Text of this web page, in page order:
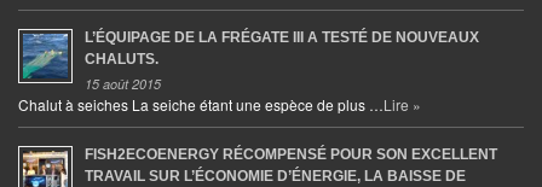
L’ÉQUIPAGE DE LA FRÉGATE III A TESTÉ DE NOUVEAUX
CHALUTS.
15 août 2015
Chalut à seiches La seiche étant une espèce de plus …Lire »
FISH2ECOENERGY RÉCOMPENSÉ POUR SON EXCELLENT
TRAVAIL SUR L’ÉCONOMIE D’ÉNERGIE, LA BAISSE DE